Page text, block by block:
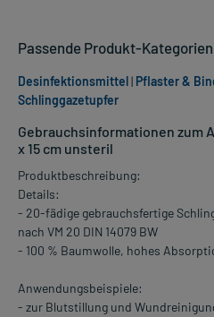
Gebrauchsinformationen zum
x 15 cm unsteril
Produktbeschreibung:
Details:
- 20-fädige gebrauchsfertige
nach VM 20 DIN 14079 BW
- 100 % Baumwolle, hohes
Anwendungsbeispiele:
- zur Blutstillung und
Passende Produkt-
Desinfektionsmittel| Pflaster &
Schlinggazetupfer